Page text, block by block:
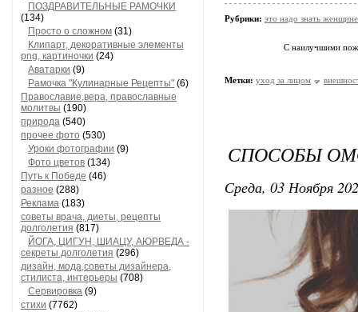
ПОЗДРАВИТЕЛЬНЫЕ РАМОЧКИ
(134)
Просто о сложном (31)
Клипарт, декоративные элементы
png, картиночки (24)
Аватарки (9)
Рамочка "Кулинарные Рецепты" (6)
Православие,вера, православные
молитвы (190)
природа (540)
прочее фото (530)
Уроки фотографии (9)
Фото цветов (134)
Путь к Победе (46)
разное (288)
Реклама (183)
советы врача, диеты, рецепты
долголетия (817)
ЙОГА, ЦИГУН, ШИАЦУ, АЮРВЕДА -
секреты долголетия (296)
дизайн, мода,советы дизайнера,
стилиста, интерьеры (708)
Сервировка (9)
стихи (7762)
Рубрики: это надо знать женщине
С наилучшими
Метки: уход за лицом
СПОСОБЫ
Среда, 03 Ноября